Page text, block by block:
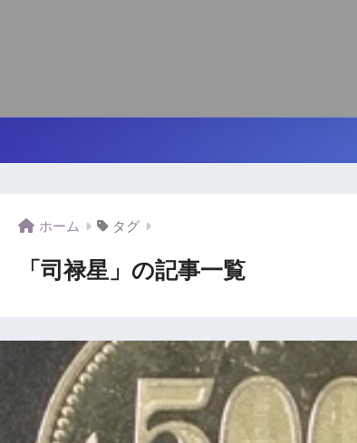
ホーム タグ
「司禄星」の記事一覧